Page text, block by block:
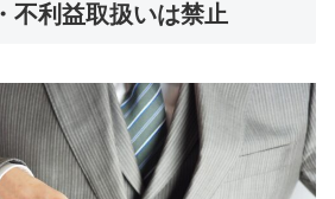
利益取扱いは禁止